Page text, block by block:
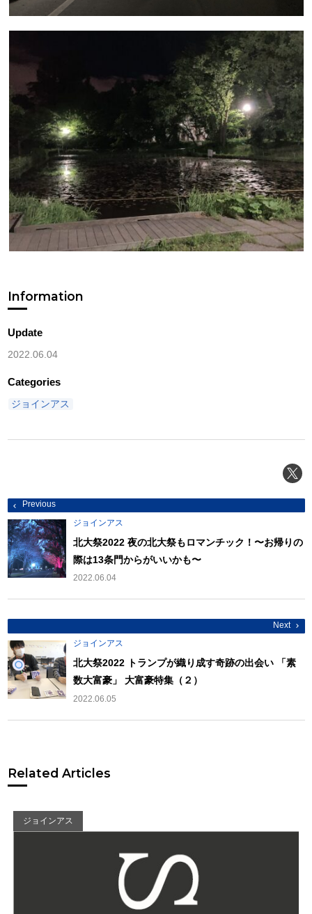
Information
Update
2022.06.04
Categories
ジョインアス
投
稿
ナ
ビ
ゲ
ー
シ
ョ
ン
Previous
ジョインアス
北大祭2022 夜の北大祭もロマンチック！〜お帰りの
際は13条門からがいいかも〜
2022.06.04
Next
ジョインアス
北大祭2022 トランプが織り成す奇跡の出会い 「素
数大富豪」 大富豪特集（２）
2022.06.05
Related Articles
ジョインアス